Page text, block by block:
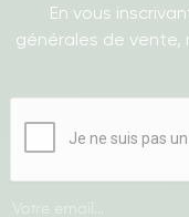
En vous
générales de